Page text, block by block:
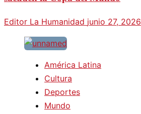
Editor La Humanidad junio 27, 2026
América Latina
Cultura
Deportes
Mundo